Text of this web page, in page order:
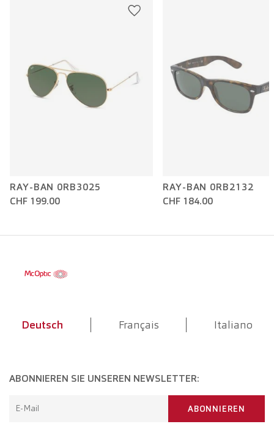
RAY-BAN 0RB3025
CHF 199.00
RAY-BAN 0RB2132
CHF 184.00
Deutsch Français Italiano
ABONNIEREN SIE UNSEREN NEWSLETTER:
E-Mail ABONNIEREN